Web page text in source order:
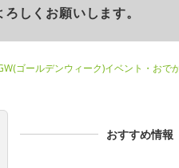
しくお願いします。
ゴールデンウィーク)イベント・おで
おすすめ情報